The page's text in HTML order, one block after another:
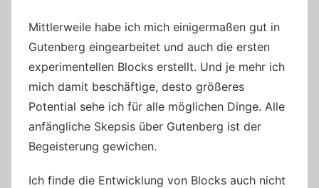
Mittlerweile habe ich mich einigermaßen gut in
Gutenberg eingearbeitet und auch die ersten
experimentellen Blocks erstellt. Und je mehr ich
mich damit beschäftige, desto größeres
Potential sehe ich für alle möglichen Dinge. Alle
anfängliche Skepsis über Gutenberg ist der
Begeisterung gewichen.
Ich finde die Entwicklung von Blocks auch nicht